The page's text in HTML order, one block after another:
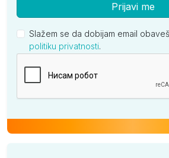
Prijavi me
Slažem se da dobijam email
politiku privatnosti.